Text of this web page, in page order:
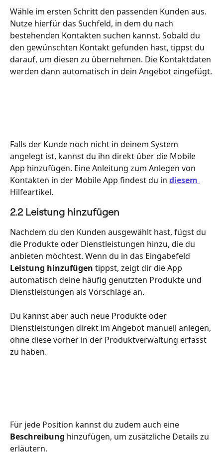
Wähle im ersten Schritt den passenden Kunden aus.
Nutze hierfür das Suchfeld, in dem du nach
bestehenden Kontakten suchen kannst. Sobald du
den gewünschten Kontakt gefunden hast, tippst du
darauf, um diesen zu übernehmen. Die Kontaktdaten
werden dann automatisch in dein Angebot eingefügt.
Falls der Kunde noch nicht in deinem System
angelegt ist, kannst du ihn direkt über die Mobile
App hinzufügen. Eine Anleitung zum Anlegen von
Kontakten in der Mobile App findest du in diesem
Hilfeartikel.
2.2 Leistung hinzufügen
Nachdem du den Kunden ausgewählt hast, fügst du
die Produkte oder Dienstleistungen hinzu, die du
anbieten möchtest. Wenn du in das Eingabefeld
Leistung hinzufügen tippst, zeigt dir die App
automatisch deine häufig genutzten Produkte und
Dienstleistungen als Vorschläge an.
Du kannst aber auch neue Produkte oder
Dienstleistungen direkt im Angebot manuell anlegen,
ohne diese vorher in der Produktverwaltung erfasst
zu haben.
Für jede Position kannst du zudem auch eine
Beschreibung hinzufügen, um zusätzliche Details zu
erläutern.